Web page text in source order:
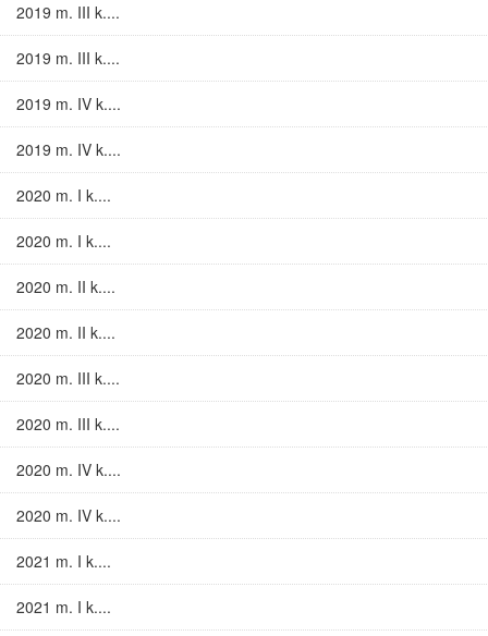
2019 m. III k....
2019 m. III k....
2019 m. IV k....
2019 m. IV k....
2020 m. I k....
2020 m. I k....
2020 m. II k....
2020 m. II k....
2020 m. III k....
2020 m. III k....
2020 m. IV k....
2020 m. IV k....
2021 m. I k....
2021 m. I k....